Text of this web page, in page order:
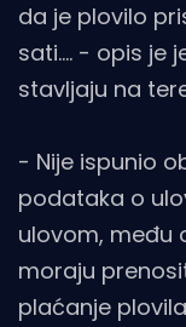
da je plovilo
sati.... - opis je
stavljaju na
- Nije ispunio
podataka o
ulovom, među
moraju
plaćanje